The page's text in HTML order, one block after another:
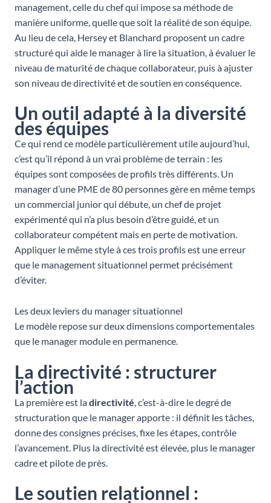
management, celle du chef qui impose sa méthode de
manière uniforme, quelle que soit la réalité de son équipe.
Au lieu de cela, Hersey et Blanchard proposent un cadre
structuré qui aide le manager à lire la situation, à évaluer le
niveau de maturité de chaque collaborateur, puis à ajuster
son niveau de directivité et de soutien en conséquence.
Un outil adapté à la diversité
des équipes
Ce qui rend ce modèle particulièrement utile aujourd’hui,
c’est qu’il répond à un vrai problème de terrain : les
équipes sont composées de profils très différents. Un
manager d’une PME de 80 personnes gère en même temps
un commercial junior qui débute, un chef de projet
expérimenté qui n’a plus besoin d’être guidé, et un
collaborateur compétent mais en perte de motivation.
Appliquer le même style à ces trois profils est une erreur
que le management situationnel permet précisément
d’éviter.
Les deux leviers du manager situationnel
Le modèle repose sur deux dimensions comportementales
que le manager module en permanence.
La directivité : structurer
l’action
La première est ladirectivité , c’est-à-dire le degré de
structuration que le manager apporte : il définit les tâches,
donne des consignes précises, fixe les étapes, contrôle
l’avancement. Plus la directivité est élevée, plus le manager
cadre et pilote de près.
Le soutien relationnel :